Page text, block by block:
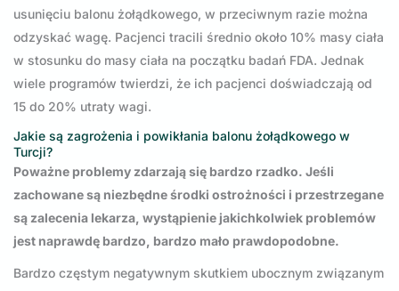
usunięciu balonu żołądkowego, w przeciwnym razie można
odzyskać wagę. Pacjenci tracili średnio około 10% masy ciała
w stosunku do masy ciała na początku badań FDA. Jednak
wiele programów twierdzi, że ich pacjenci doświadczają od
15 do 20% utraty wagi.
Jakie są zagrożenia i powikłania balonu żołądkowego w
Turcji?
Poważne problemy zdarzają się bardzo rzadko. Jeśli
zachowane są niezbędne środki ostrożności i przestrzegane
są zalecenia lekarza, wystąpienie jakichkolwiek problemów
jest naprawdę bardzo, bardzo mało prawdopodobne.
Bardzo częstym negatywnym skutkiem ubocznym związanym